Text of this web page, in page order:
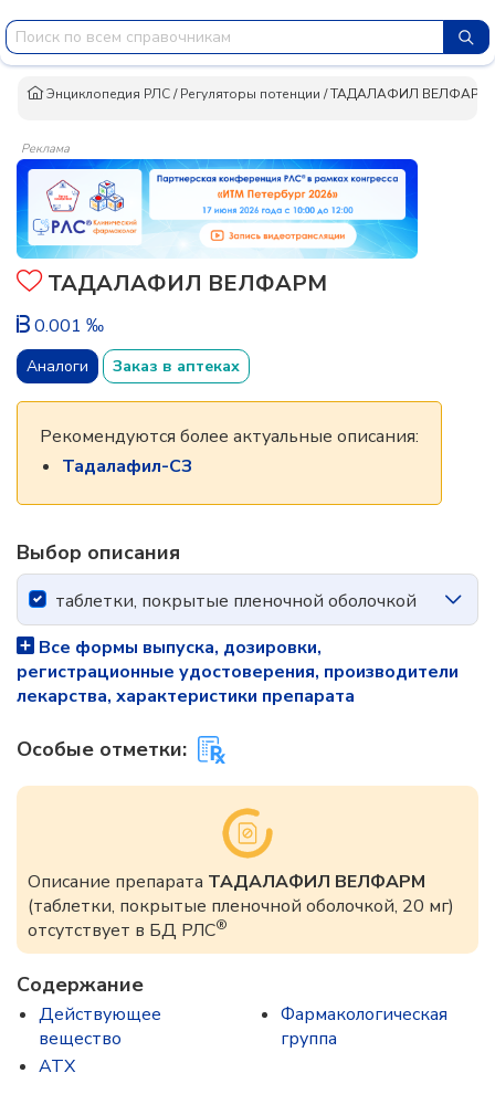
Энциклопедия РЛС/Регуляторы потенции /ТАДАЛАФИЛ ВЕЛФАРМ
Реклама
ТАДАЛАФИЛ ВЕЛФАРМ
0.001 ‰
Аналоги Заказ в аптеках
Рекомендуются более актуальные описания:
Тадалафил-СЗ
Выбор описания
таблетки, покрытые пленочной оболочкой
Все формы выпуска, дозировки,
регистрационные удостоверения, производители
лекарства, характеристики препарата
Особые отметки:
Описание препарата ТАДАЛАФИЛ ВЕЛФАРМ
(таблетки, покрытые пленочной оболочкой, 20 мг)
отсутствует в БД РЛС®
Содержание
Действующее
вещество
ATX
Фармакологическая
группа